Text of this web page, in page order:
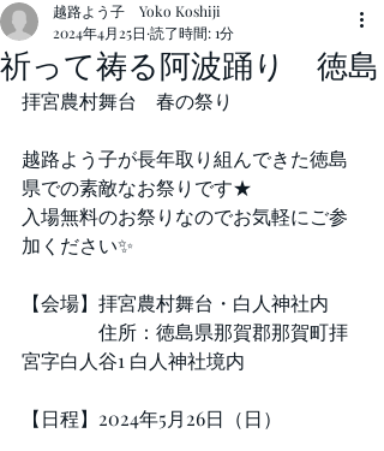
祈って祷る阿波踊り 徳島
越路よう子 Yoko Koshiji
2024年4月25日 読了時間: 1分
拝宮農村舞台　春の祭り
越路よう子が長年取り組んできた徳島
県での素敵なお祭りです★
入場無料のお祭りなのでお気軽にご参
加ください✨
【会場】拝宮農村舞台・白人神社内
住所：徳島県那賀郡那賀町拝
宮字白人谷1 白人神社境内
【日程】2024年5月26日（日）